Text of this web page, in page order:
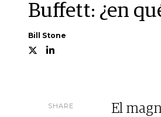
Buffett: ¿en
Bill Stone
SHARE
El